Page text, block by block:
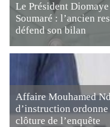
Le Président
Soumaré : l’ancien
défend son bilan
Affaire Mouhamed
d’instruction
clôture de l’enquête